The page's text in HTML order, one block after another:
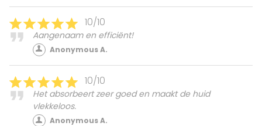
10/10
Aangenaam en efficiënt!
Anonymous A.
10/10
Het absorbeert zeer goed en maakt de huid
vlekkeloos.
Anonymous A.